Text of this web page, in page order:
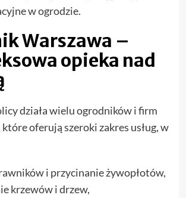
w ogrodzie.
Warszawa –
opieka nad
działa wielu ogrodników i firm
oferują szeroki zakres usług, w
i przycinanie żywopłotów,
krzewów i drzew,